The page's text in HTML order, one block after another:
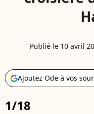
Publié le 10 avril
Ajoutez Ode à vos
1/18